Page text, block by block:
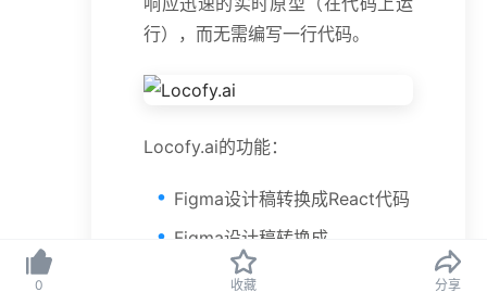
0 收藏 分享
行），而无需编写一行代码。
Locofy.ai的功能：
Figma设计稿转换成React代码
Figma设计稿转换成
HTML/CSS代码